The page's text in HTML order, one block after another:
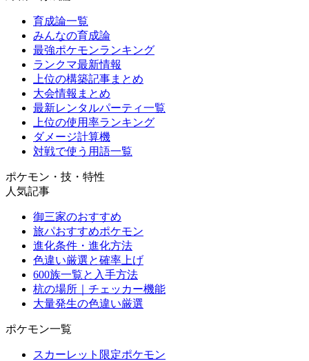
育成論一覧
みんなの育成論
最強ポケモンランキング
ランクマ最新情報
上位の構築記事まとめ
大会情報まとめ
最新レンタルパーティ一覧
上位の使用率ランキング
ダメージ計算機
対戦で使う用語一覧
ポケモン・技・特性
人気記事
御三家のおすすめ
旅パおすすめポケモン
進化条件・進化方法
色違い厳選と確率上げ
600族一覧と入手方法
杭の場所｜チェッカー機能
大量発生の色違い厳選
ポケモン一覧
スカーレット限定ポケモン